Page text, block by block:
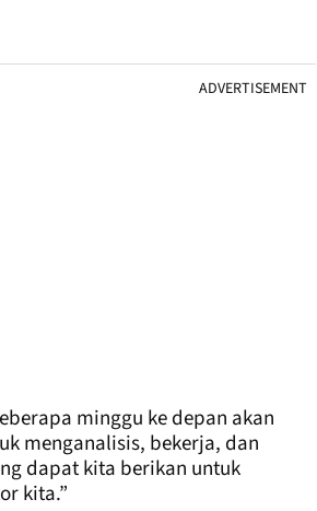
ADVERTISEMENT
minggu ke depan akan
menganalisis, bekerja, dan
dapat kita berikan untuk
kita.”